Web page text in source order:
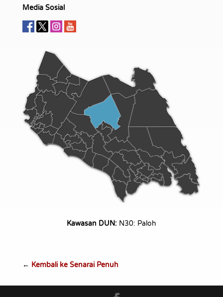
Media Sosial
Kawasan DUN:N30: Paloh
← Kembali ke Senarai Penuh